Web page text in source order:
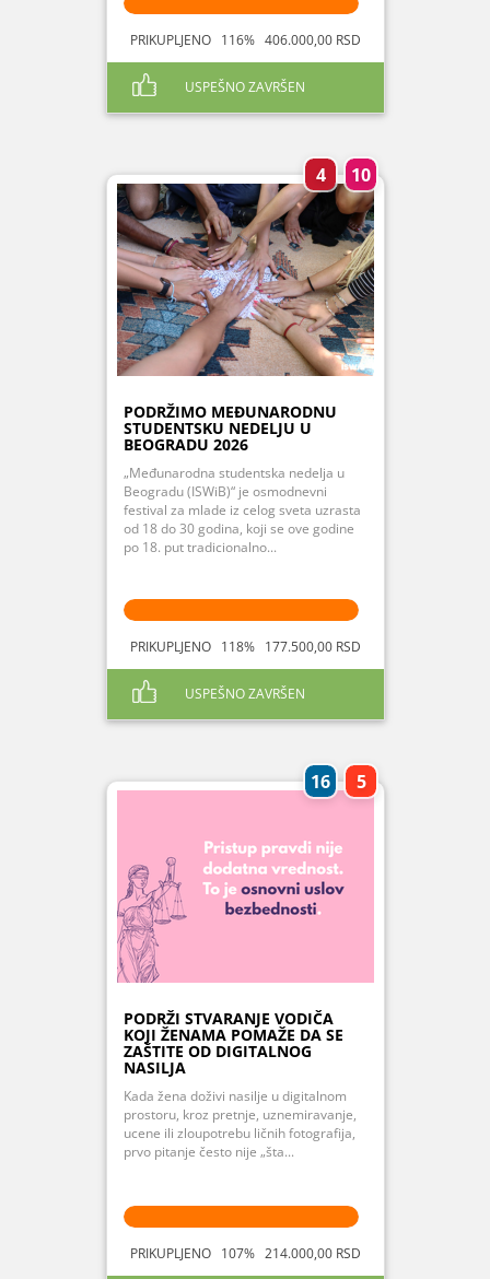
PRIKUPLJENO 116% 406.000,00 RSD
USPEŠNO ZAVRŠEN
4 10
PODRŽIMO MEĐUNARODNU
STUDENTSKU NEDELJU U
BEOGRADU 2026
„Međunarodna studentska nedelja u
Beogradu (ISWiB)“ je osmodnevni
festival za mlade iz celog sveta uzrasta
od 18 do 30 godina, koji se ove godine
po 18. put tradicionalno...
PRIKUPLJENO 118% 177.500,00 RSD
USPEŠNO ZAVRŠEN
16 5
PODRŽI STVARANJE VODIČA
KOJI ŽENAMA POMAŽE DA SE
ZAŠTITE OD DIGITALNOG
NASILJA
Kada žena doživi nasilje u digitalnom
prostoru, kroz pretnje, uznemiravanje,
ucene ili zloupotrebu ličnih fotografija,
prvo pitanje često nije „šta...
PRIKUPLJENO 107% 214.000,00 RSD